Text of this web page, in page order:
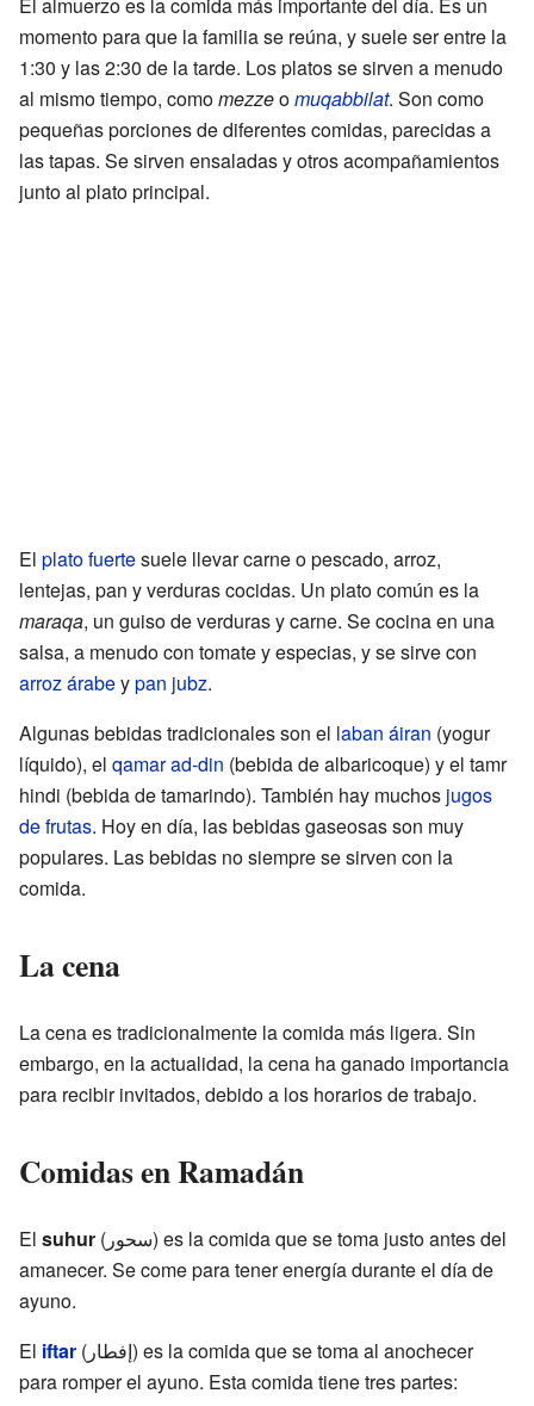
momento para que la familia se reúna, y suele ser entre la
1:30 y las 2:30 de la tarde. Los platos se sirven a menudo
al mismo tiempo, comomezzeomuqabbilat. Son como
pequeñas porciones de diferentes comidas, parecidas a
las tapas. Se sirven ensaladas y otros acompañamientos
junto al plato principal.
El plato fuertesuele llevar carne o pescado, arroz,
lentejas, pan y verduras cocidas. Un plato común es la
maraqa, un guiso de verduras y carne. Se cocina en una
salsa, a menudo con tomate y especias, y se sirve con
arroz árabeypan jubz.
Algunas bebidas tradicionales son el laban áiran (yogur
líquido), el qamar ad-din (bebida de albaricoque) y el tamr
hindi (bebida de tamarindo). También hay muchos jugos
de frutas. Hoy en día, las bebidas gaseosas son muy
populares. Las bebidas no siempre se sirven con la
comida.
La cena
La cena es tradicionalmente la comida más ligera. Sin
embargo, en la actualidad, la cena ha ganado importancia
para recibir invitados, debido a los horarios de trabajo.
Comidas en Ramadán
El suhur (سحور) es la comida que se toma justo antes del
amanecer. Se come para tener energía durante el día de
ayuno.
El iftar (إفطار) es la comida que se toma al anochecer
para romper el ayuno. Esta comida tiene tres partes: